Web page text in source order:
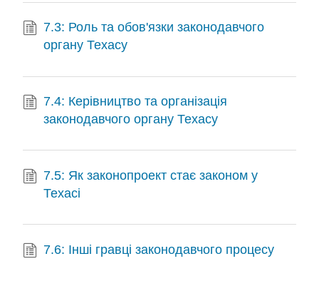
7.3: Роль та обов'язки законодавчого
органу Техасу
7.4: Керівництво та організація
законодавчого органу Техасу
7.5: Як законопроект стає законом у
Техасі
7.6: Інші гравці законодавчого процесу